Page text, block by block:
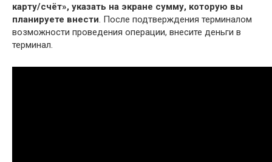
карту/счёт», указать на экране сумму, которую вы
планируете внести. После подтверждения терминалом
возможности проведения операции, внесите деньги в
терминал.